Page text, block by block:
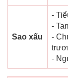
Sao xấu
-
-
-
-